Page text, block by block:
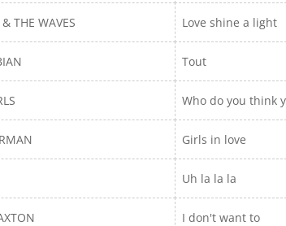
THE WAVES Love shine a light
Tout
Who do you think
Girls in love
Uh la la la
I don't want to